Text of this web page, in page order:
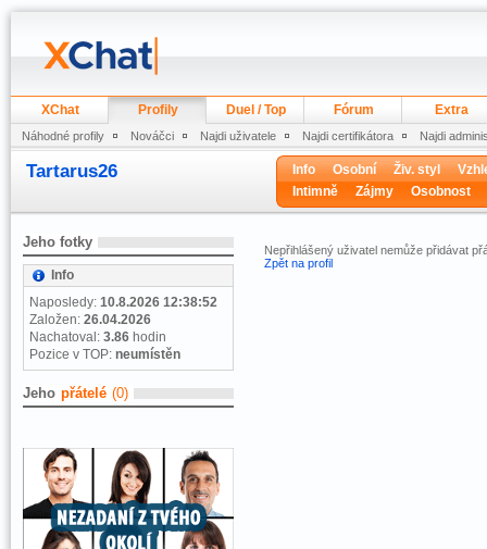
XChat Profily Duel / Top Fórum Extra
Náhodné profily Nováčci Najdi uživatele Najdi certifikátora Najdi
Tartarus26 Info Osobní Živ. styl
Intimně
Zájmy Osobnost
Jeho fotky
Info
Naposledy: 10.8.2026 12:38:52
Založen: 26.04.2026
Nachatoval: 3.86 hodin
Pozice v TOP: neumístěn
Jeho přátelé (0)
Nepřihlášený uživatel nemůže přidávat
Zpět na profil